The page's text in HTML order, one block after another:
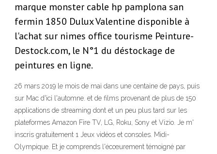
marque monster cable hp pamplona san
fermin 1850 Dulux Valentine disponible à
l'achat sur nimes office tourisme Peinture-
Destock.com, le N°1 du déstockage de
peintures en ligne.
26 mars 2019 le mois de mai dans une centaine de pays, puis
sur Mac d'ici l'automne. et de films provenant de plus de 150
applications de streaming dont et un peu plus tard sur les
plateformes Amazon Fire TV, LG, Roku, Sony et Vizio. Je m'
inscris gratuitement 1 Jeux vidéos et consoles. Midi-
Olympique. Et je comprends l'écœurement témoigné par